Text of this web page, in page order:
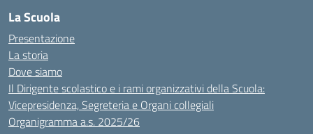
La Scuola
Presentazione
La storia
Dove siamo
Il Dirigente scolastico e i rami organizzativi della Scuola:
Vicepresidenza, Segreteria e Organi collegiali
Organigramma a.s. 2025/26